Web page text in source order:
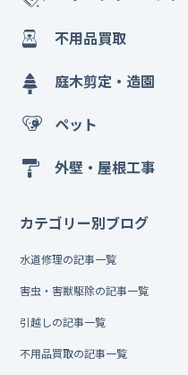
不用品買取
庭木剪定・造園
ペット
外壁・屋根工事
カテゴリー別ブログ
水道修理の記事一覧
害虫・害獣駆除の記事一覧
引越しの記事一覧
不用品買取の記事一覧